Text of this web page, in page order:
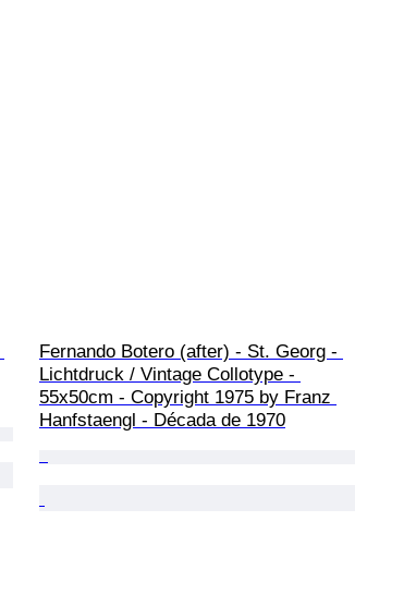
Fernando Botero (after) - St. Georg -
Lichtdruck / Vintage Collotype -
55x50cm - Copyright 1975 by Franz
Hanfstaengl - Década de 1970